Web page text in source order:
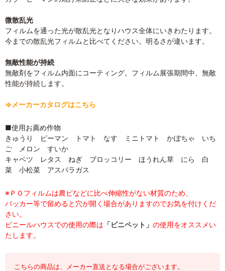
微散乱光
フィルムを通った光が散乱光となりハウス全体にいきわたります。
今までの散乱光フィルムと比べてください。明るさが違います。
無敵性能が持続
無敵剤をフィルム内面にコーティング。フィルム展張期間中、無敵
性能が持続します。
⇒メーカーカタログはこちら
■使用お薦め作物
きゅうり ピーマン トマト なす ミニトマト かぼちゃ いち
ご メロン すいか
キャベツ レタス ねぎ ブロッコリー ほうれん草 にら 白
菜 小松菜 アスパラガス
※ＰＯフィルムは農ビなどに比べ伸縮性がない材質のため、
パッカー等で留めると穴が開く場合がありますのでお気を付けくだ
さい。
ビニールハウスでの使用の際は 「ビニペット」 の使用をオススメい
たします。
こちらの商品は、メーカー直送となる場合がございます。